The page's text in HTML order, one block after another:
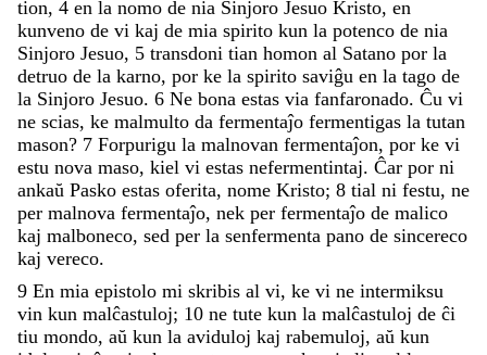
tion, 4 en la nomo de nia Sinjoro Jesuo Kristo, en
kunveno de vi kaj de mia spirito kun la potenco de nia
Sinjoro Jesuo, 5 transdoni tian homon al Satano por la
detruo de la karno, por ke la spirito saviĝu en la tago de
la Sinjoro Jesuo. 6 Ne bona estas via fanfaronado. Ĉu vi
ne scias, ke malmulto da fermentaĵo fermentigas la tutan
mason? 7 Forpurigu la malnovan fermentaĵon, por ke vi
estu nova maso, kiel vi estas nefermentintaj. Ĉar por ni
ankaŭ Pasko estas oferita, nome Kristo; 8 tial ni festu, ne
per malnova fermentaĵo, nek per fermentaĵo de malico
kaj malboneco, sed per la senfermenta pano de sincereco
kaj vereco.
9 En mia epistolo mi skribis al vi, ke vi ne intermiksu
vin kun malĉastuloj; 10 ne tute kun la malĉastuloj de ĉi
tiu mondo, aŭ kun la aviduloj kaj rabemuloj, aŭ kun